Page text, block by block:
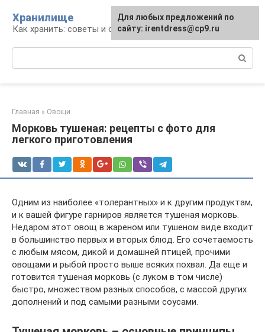
контенту
Хранилище
Как хранить: советы и опыт
Главная » Овощи
Морковь тушеная: рецепты с фото для
легкого приготовления
Одним из наиболее «толерантных» и к другим продуктам,
и к вашей фигуре гарниров является тушеная морковь.
Недаром этот овощ в жареном или тушеном виде входит
в большинство первых и вторых блюд. Его сочетаемость
с любым мясом, дикой и домашней птицей, прочими
овощами и рыбой просто выше всяких похвал. Да еще и
готовится тушеная морковь (с луком в том числе)
быстро, множеством разных способов, с массой других
дополнений и под самыми разными соусами.
Для любых предложений по
сайту: irentdress@cp9.ru